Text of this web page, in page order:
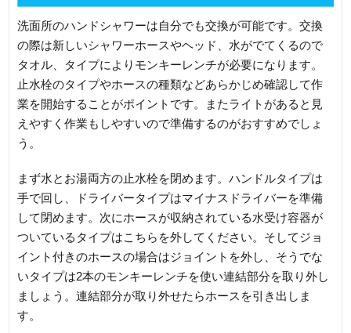
洗面所のハンドシャワーは自分でも交換が可能です。交換
の際は新しいシャワーホースやヘッド、水がでてくるので
タオル、タイプによりモンキーレンチが必要になります。
止水栓のタイプやホースの種類などあらかじめ確認して作
業を開始することがポイントです。またライトがあると見
えやすく作業もしやすいので準備するのがおすすめでしょ
う。
まず水とお湯両方の止水栓を閉めます。ハンドルタイプは
手で回し、ドライバータイプはマイナスドライバーを準備
して閉めます。次にホースが収納されている水受け容器が
ついているタイプはこちらを外してください。そしてジョ
イント付きのホースの場合はジョイントを外し、そうでな
いタイプは2本のモンキーレンチを使い連結部分を取り外し
ましょう。連結部分が取り外せたらホースを引き出しま
す。